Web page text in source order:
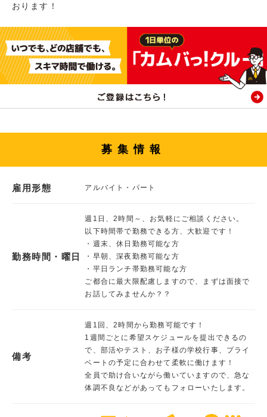
おります！
募集情報
雇用形態 アルバイト・パート
勤務時間・曜日
週1日、2時間～、お気軽にご相談ください。
以下時間帯で勤務できる方、大歓迎です！
・週末、休日勤務可能な方
・早朝、深夜勤務可能な方
・平日ランチ帯勤務可能な方
ご都合に最大限配慮しますので、まずは面接で
お話してみませんか？？
備考
週1回、2時間から勤務可能です！
1週間ごとに希望スケジュールを提出できるの
で、部活やテスト、お子様の学校行事、プライ
ベートの予定に合わせて柔軟に働けます！
全員で助け合いながら働いていますので、急な
体調不良などがあってもフォローいたします。